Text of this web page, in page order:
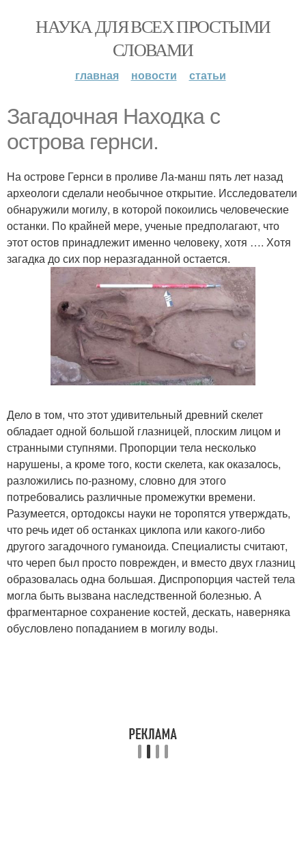
НАУКА ДЛЯ ВСЕХ ПРОСТЫМИ
СЛОВАМИ
главная новости статьи
Загадочная Находка с
острова гернси.
На острове Гернси в проливе Ла-манш пять лет назад
археологи сделали необычное открытие. Исследователи
обнаружили могилу, в которой покоились человеческие
останки. По крайней мере, ученые предполагают, что
этот остов принадлежит именно человеку, хотя …. Хотя
загадка до сих пор неразгаданной остается.
Дело в том, что этот удивительный древний скелет
обладает одной большой глазницей, плоским лицом и
странными ступнями. Пропорции тела несколько
нарушены, а кроме того, кости скелета, как оказалось,
разложились по-разному, словно для этого
потребовались различные промежутки времени.
Разумеется, ортодоксы науки не торопятся утверждать,
что речь идет об останках циклопа или какого-либо
другого загадочного гуманоида. Специалисты считают,
что череп был просто поврежден, и вместо двух глазниц
образовалась одна большая. Диспропорция частей тела
могла быть вызвана наследственной болезнью. А
фрагментарное сохранение костей, дескать, наверняка
обусловлено попаданием в могилу воды.